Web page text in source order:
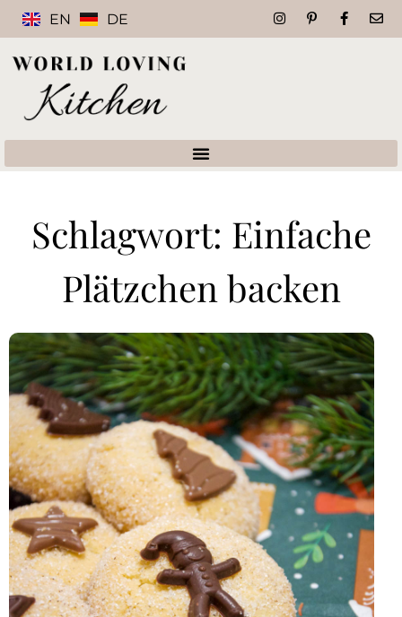
EN DE
Schlagwort: Einfache
Plätzchen backen